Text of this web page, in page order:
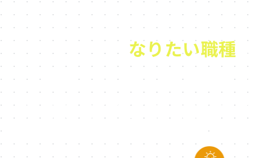
なりたい職種
東京都内のゲーム
大好きなゲームにプロとしてどう関わっていきたいかによっ
ここでは、職種別におすすめの学校を紹介しています。